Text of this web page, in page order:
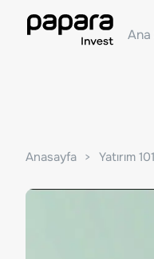
Ana
Anasayfa Yatırım 101